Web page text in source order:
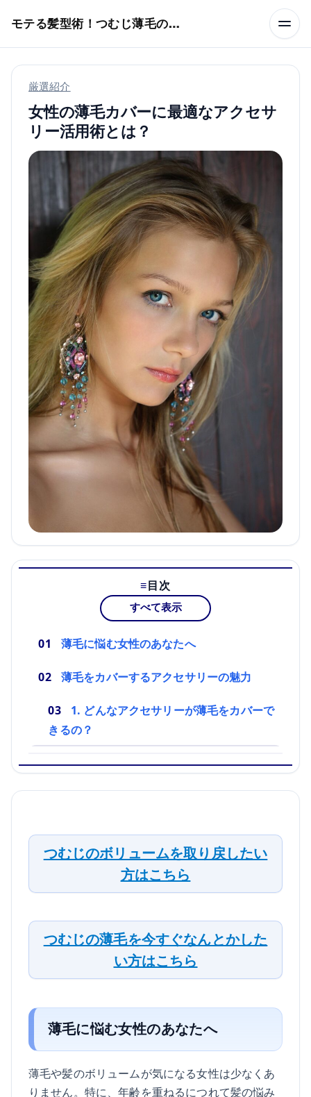
モテる髪型術！つむじ薄毛の隠し方
厳選紹介
女性の薄毛カバーに最適なアクセサ
リー活用術とは？
目次
すべて表示
薄毛に悩む女性のあなたへ
薄毛をカバーするアクセサリーの魅力
1. どんなアクセサリーが薄毛をカバーで
きるの？
つむじのボリュームを取り戻したい
方はこちら
つむじの薄毛を今すぐなんとかした
い方はこちら
薄毛に悩む女性のあなたへ
薄毛や髪のボリュームが気になる女性は少なくあ
りません。特に、年齢を重ねるにつれて髪の悩み